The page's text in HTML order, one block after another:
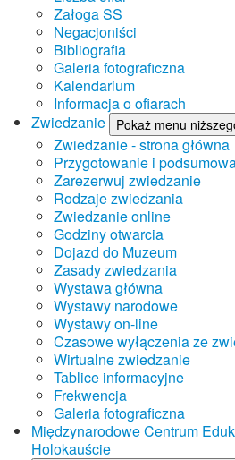
Załoga SS
Negacjoniści
Bibliografia
Galeria fotograficzna
Kalendarium
Informacja o ofiarach
Zwiedzanie
Pokaż menu
Zwiedzanie - strona główna
Przygotowanie i
Zarezerwuj zwiedzanie
Rodzaje zwiedzania
Zwiedzanie online
Godziny otwarcia
Dojazd do Muzeum
Zasady zwiedzania
Wystawa główna
Wystawy narodowe
Wystawy on-line
Czasowe wyłączenia ze
Wirtualne zwiedzanie
Tablice informacyjne
Frekwencja
Galeria fotograficzna
Międzynarodowe Centrum
Holokauście